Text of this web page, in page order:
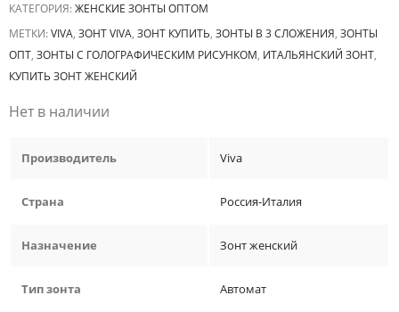
КАТЕГОРИЯ:ЖЕНСКИЕ ЗОНТЫ ОПТОМ
МЕТКИ:VIVA, ЗОНТ VIVA, ЗОНТ КУПИТЬ, ЗОНТЫ В 3 СЛОЖЕНИЯ, ЗОНТЫ
ОПТ, ЗОНТЫ С ГОЛОГРАФИЧЕСКИМ РИСУНКОМ, ИТАЛЬЯНСКИЙ ЗОНТ,
КУПИТЬ ЗОНТ ЖЕНСКИЙ
Нет в наличии
Производитель Viva
Страна Россия-Италия
Назначение Зонт женский
Тип зонта Автомат